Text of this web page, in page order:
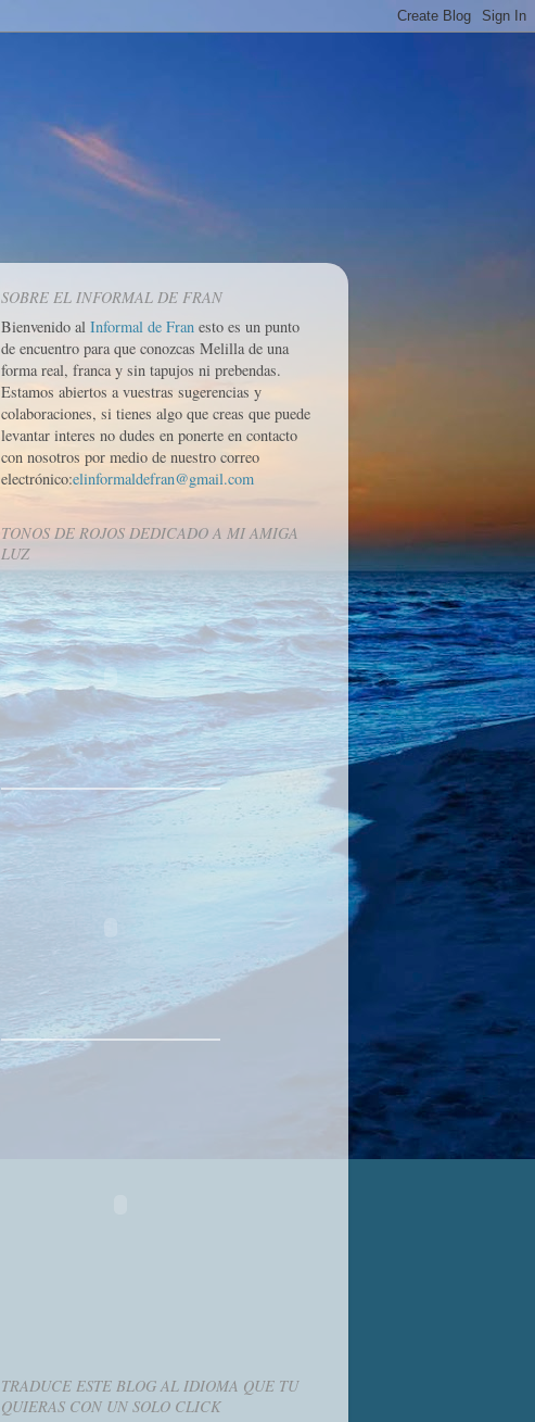
SOBRE EL INFORMAL DE FRAN
Bienvenido al Informal de Fran esto es un punto
de encuentro para que conozcas Melilla de una
forma real, franca y sin tapujos ni prebendas.
Estamos abiertos a vuestras sugerencias y
colaboraciones, si tienes algo que creas que puede
levantar interes no dudes en ponerte en contacto
con nosotros por medio de nuestro correo
electrónico:elinformaldefran@gmail.com
TONOS DE ROJOS DEDICADO A MI AMIGA
LUZ
TRADUCE ESTE BLOG AL IDIOMA QUE TU
QUIERAS CON UN SOLO CLICK